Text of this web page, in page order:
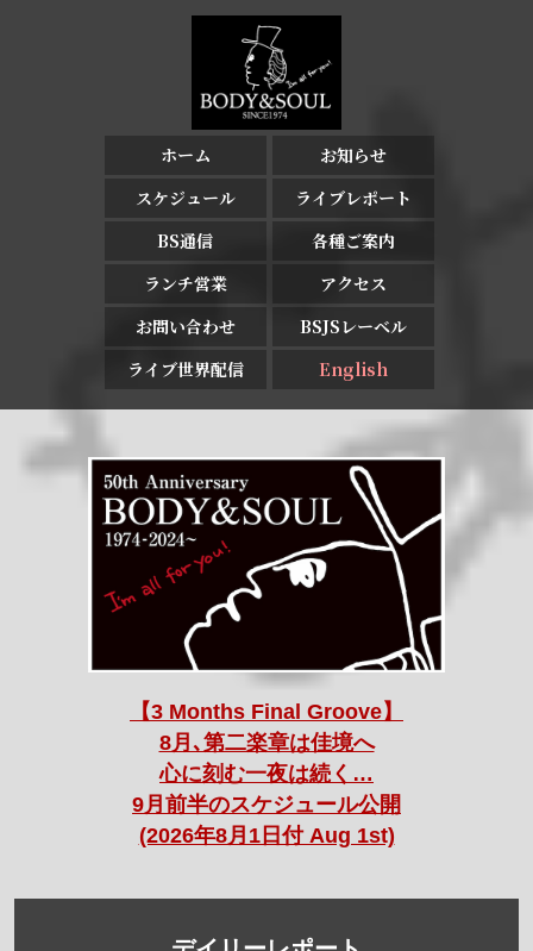
ホーム
お知らせ
スケジュール
ライブレポート
BS通信
各種ご案内
ランチ営業
アクセス
お問い合わせ
BSJSレーベル
ライブ世界配信
English
【3 Months Final Groove】
8月､第二楽章は佳境へ
心に刻む一夜は続く…
9月前半のスケジュール公開
(2026年8月1日付 Aug 1st)